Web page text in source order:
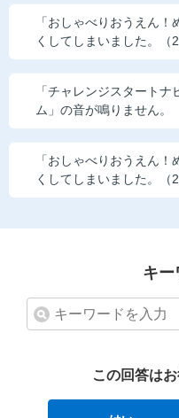
「おしゃべりおうえん
くしてしまいました。（
「チャレンジスタート
ム」の音が鳴りません。
「おしゃべりおうえん
くしてしまいました。（
キー
この回答は